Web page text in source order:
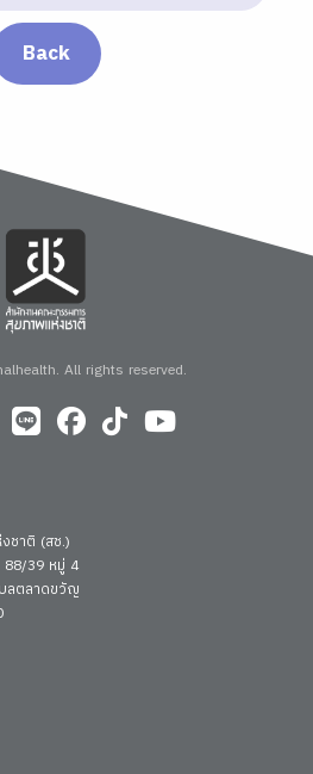
Back
All rights reserved.
ชาติ (สช.)
88/39 หมู่ 4
ลตลาดขวัญ